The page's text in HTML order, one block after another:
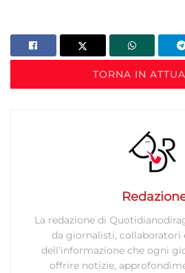
TORNA IN
La redazione di
da giornalisti, collaboratori
dell’informazione che ogni
offrire notizie,